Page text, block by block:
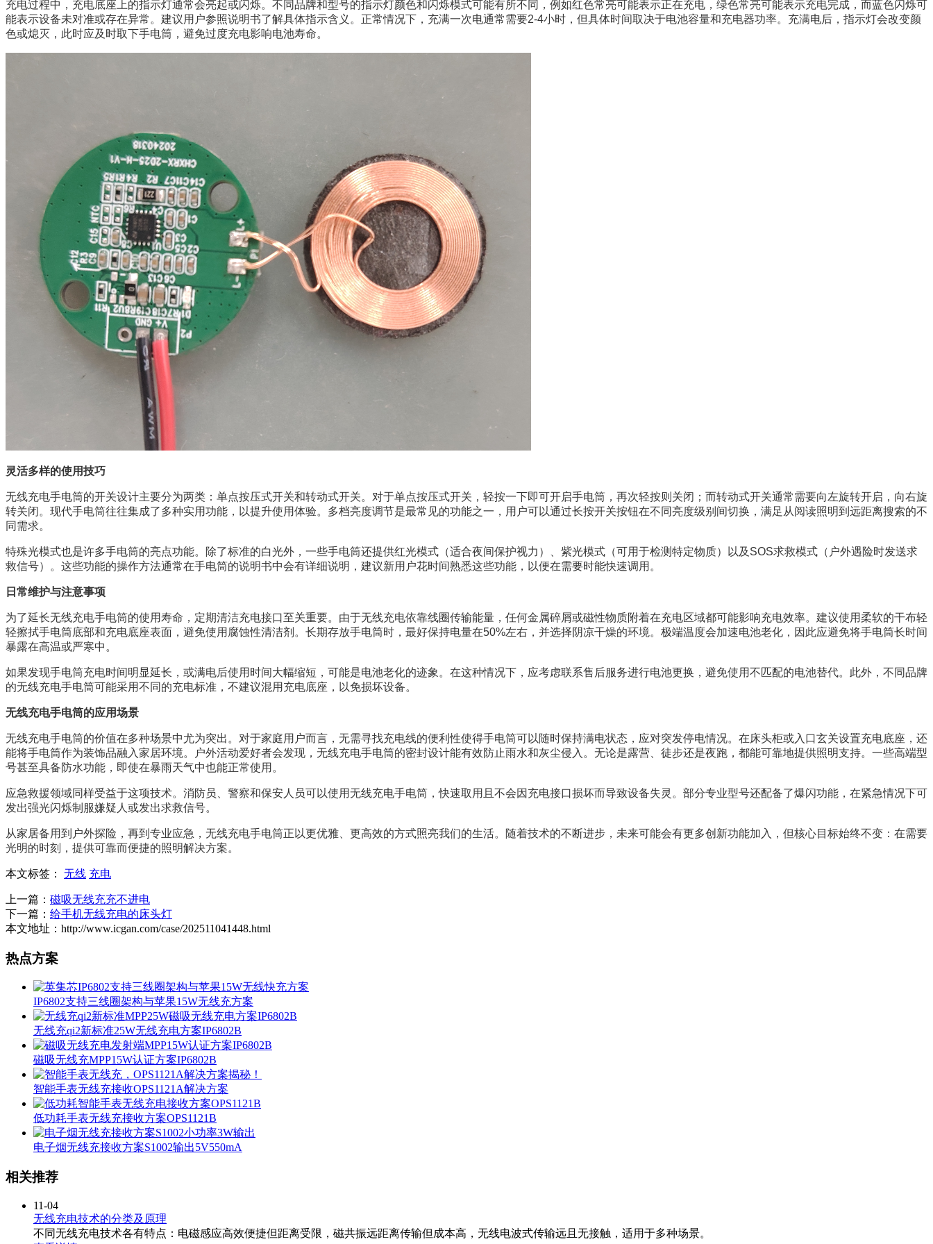
充电过程中，充电底座上的指示灯通常会亮起或闪烁。不同品牌和型号的指示灯颜色和闪烁模式可能有所不同，例如红色常亮可能表示正在充电，绿色常亮可能表示充电完成，而蓝色闪烁可
能表示设备未对准或存在异常。建议用户参照说明书了解具体指示含义。正常情况下，充满一次电通常需要2-4小时，但具体时间取决于电池容量和充电器功率。充满电后，指示灯会改变颜
色或熄灭，此时应及时取下手电筒，避免过度充电影响电池寿命。
灵活多样的使用技巧
无线充电手电筒的开关设计主要分为两类：单点按压式开关和转动式开关。对于单点按压式开关，轻按一下即可开启手电筒，再次轻按则关闭；而转动式开关通常需要向左旋转开启，向右旋
转关闭。现代手电筒往往集成了多种实用功能，以提升使用体验。多档亮度调节是最常见的功能之一，用户可以通过长按开关按钮在不同亮度级别间切换，满足从阅读照明到远距离搜索的不
同需求。
特殊光模式也是许多手电筒的亮点功能。除了标准的白光外，一些手电筒还提供红光模式（适合夜间保护视力）、紫光模式（可用于检测特定物质）以及SOS求救模式（户外遇险时发送求
救信号）。这些功能的操作方法通常在手电筒的说明书中会有详细说明，建议新用户花时间熟悉这些功能，以便在需要时能快速调用。
日常维护与注意事项
为了延长无线充电手电筒的使用寿命，定期清洁充电接口至关重要。由于无线充电依靠线圈传输能量，任何金属碎屑或磁性物质附着在充电区域都可能影响充电效率。建议使用柔软的干布轻
轻擦拭手电筒底部和充电底座表面，避免使用腐蚀性清洁剂。长期存放手电筒时，最好保持电量在50%左右，并选择阴凉干燥的环境。极端温度会加速电池老化，因此应避免将手电筒长时间
暴露在高温或严寒中。
如果发现手电筒充电时间明显延长，或满电后使用时间大幅缩短，可能是电池老化的迹象。在这种情况下，应考虑联系售后服务进行电池更换，避免使用不匹配的电池替代。此外，不同品牌
的无线充电手电筒可能采用不同的充电标准，不建议混用充电底座，以免损坏设备。
无线充电手电筒的应用场景
无线充电手电筒的价值在多种场景中尤为突出。对于家庭用户而言，无需寻找充电线的便利性使得手电筒可以随时保持满电状态，应对突发停电情况。在床头柜或入口玄关设置充电底座，还
能将手电筒作为装饰品融入家居环境。户外活动爱好者会发现，无线充电手电筒的密封设计能有效防止雨水和灰尘侵入。无论是露营、徒步还是夜跑，都能可靠地提供照明支持。一些高端型
号甚至具备防水功能，即使在暴雨天气中也能正常使用。
应急救援领域同样受益于这项技术。消防员、警察和保安人员可以使用无线充电手电筒，快速取用且不会因充电接口损坏而导致设备失灵。部分专业型号还配备了爆闪功能，在紧急情况下可
发出强光闪烁制服嫌疑人或发出求救信号。
从家居备用到户外探险，再到专业应急，无线充电手电筒正以更优雅、更高效的方式照亮我们的生活。随着技术的不断进步，未来可能会有更多创新功能加入，但核心目标始终不变：在需要
光明的时刻，提供可靠而便捷的照明解决方案。
本文标签： 无线 充电
上一篇： 磁吸无线充充不进电
下一篇： 给手机无线充电的床头灯
本文地址：http://www.icgan.com/case/202511041448.html
热点方案
IP6802支持三线圈架构与苹果15W无线充方案
无线充qi2新标准25W无线充电方案IP6802B
磁吸无线充MPP15W认证方案IP6802B
智能手表无线充接收OPS1121A解决方案
低功耗手表无线充接收方案OPS1121B
电子烟无线充接收方案S1002输出5V550mA
相关推荐
11-04
无线充电技术的分类及原理
不同无线充电技术各有特点：电磁感应高效便捷但距离受限，磁共振远距离传输但成本高，无线电波式传输远且无接触，适用于多种场景。